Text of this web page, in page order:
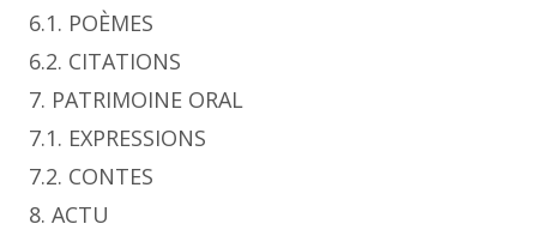
6.1. POÈMES
6.2. CITATIONS
7. PATRIMOINE ORAL
7.1. EXPRESSIONS
7.2. CONTES
8. ACTU